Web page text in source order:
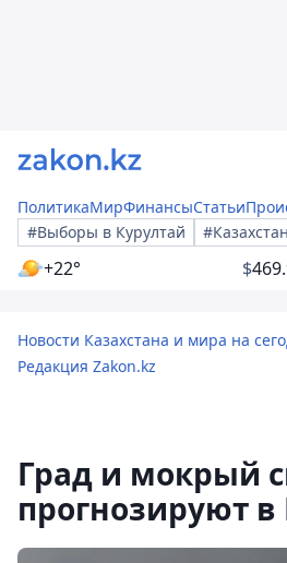
ПолитикаМирФинансыСтатьи
#Выборы в Курултай
+22° $
Новости Казахстана и мира на
Редакция Zakon.kz
Град и мокрый
прогнозируют в